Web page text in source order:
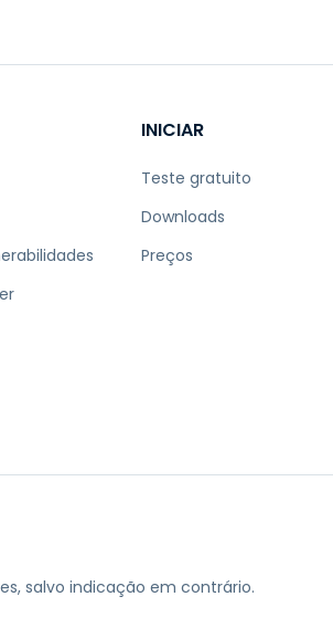
INICIAR
Teste gratuito
Downloads
Preços
salvo indicação em contrário.